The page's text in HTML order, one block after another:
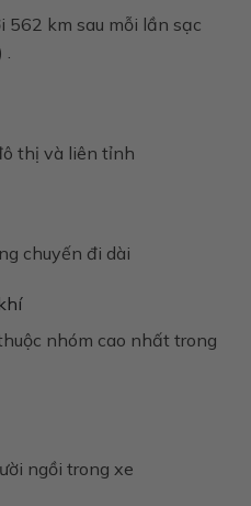
562 km sau mỗi lần sạc
thị và liên tỉnh
chuyến đi dài
nhóm cao nhất trong
ngồi trong xe